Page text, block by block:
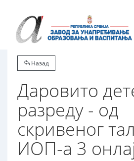
Назад
Даровито
разреду - од
скривеног
ИОП-а 3